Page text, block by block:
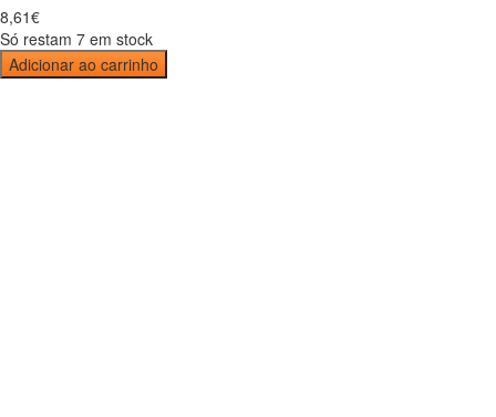
8,61€
Só restam 7 em stock
Adicionar ao carrinho